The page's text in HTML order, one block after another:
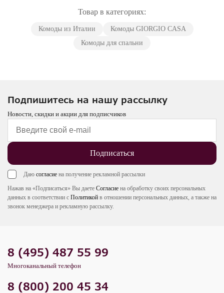
Товар в категориях:
Комоды из Италии
Комоды GIORGIO CASA
Комоды для спальни
Подпишитесь на нашу рассылку
Новости, скидки и акции для подписчиков
Подписаться
Даю согласие на получение рекламной рассылки
Нажав на «Подписаться» Вы даете Согласие на обработку своих персональных
данных в соответствии с Политикой в отношении персональных данных, а также на
звонок менеджера и рекламную рассылку.
8 (495) 487 55 99
Многоканальный телефон
8 (800) 200 45 34